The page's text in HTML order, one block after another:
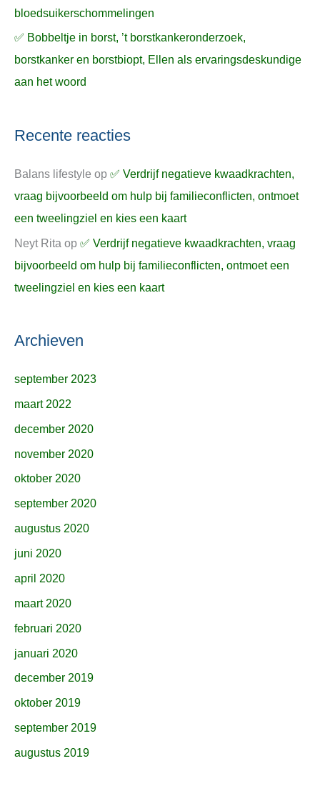
bloedsuikerschommelingen
✅ Bobbeltje in borst, ’t borstkankeronderzoek,
borstkanker en borstbiopt, Ellen als ervaringsdeskundige
aan het woord
Recente reacties
Balans lifestyle op ✅ Verdrijf negatieve kwaadkrachten,
vraag bijvoorbeeld om hulp bij familieconflicten, ontmoet
een tweelingziel en kies een kaart
Neyt Rita op ✅ Verdrijf negatieve kwaadkrachten, vraag
bijvoorbeeld om hulp bij familieconflicten, ontmoet een
tweelingziel en kies een kaart
Archieven
september 2023
maart 2022
december 2020
november 2020
oktober 2020
september 2020
augustus 2020
juni 2020
april 2020
maart 2020
februari 2020
januari 2020
december 2019
oktober 2019
september 2019
augustus 2019